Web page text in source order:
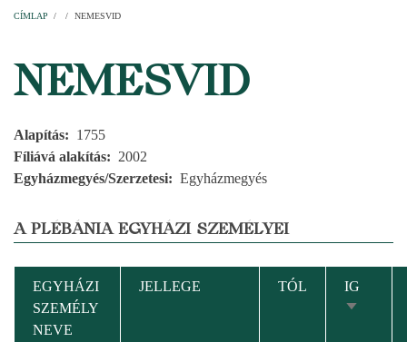
CÍMLAP / / NEMESVID
NEMESVID
Alapítás
1755
Fíliává alakítás
2002
Egyházmegyés/Szerzetesi
Egyházmegyés
A PLÉBÁNIA EGYHÁZI SZEMÉLYEI
EGYHÁZI
SZEMÉLY
NEVE
JELLEGE TÓL
IG